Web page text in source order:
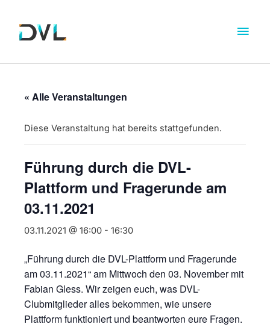
« Alle Veranstaltungen
Diese Veranstaltung hat bereits stattgefunden.
Führung durch die DVL-
Plattform und Fragerunde am
03.11.2021
03.11.2021 @ 16:00 - 16:30
„Führung durch die DVL-Plattform und Fragerunde
am 03.11.2021“ am Mittwoch den 03. November mit
Fabian Gless. Wir zeigen euch, was DVL-
Clubmitglieder alles bekommen, wie unsere
Plattform funktioniert und beantworten eure Fragen.